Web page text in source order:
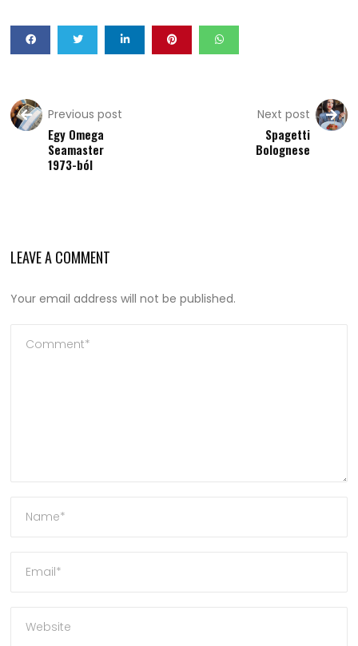
Previous post
Egy Omega
Seamaster
1973-ból
Next post
Spagetti
Bolognese
LEAVE A COMMENT
Your email address will not be published.